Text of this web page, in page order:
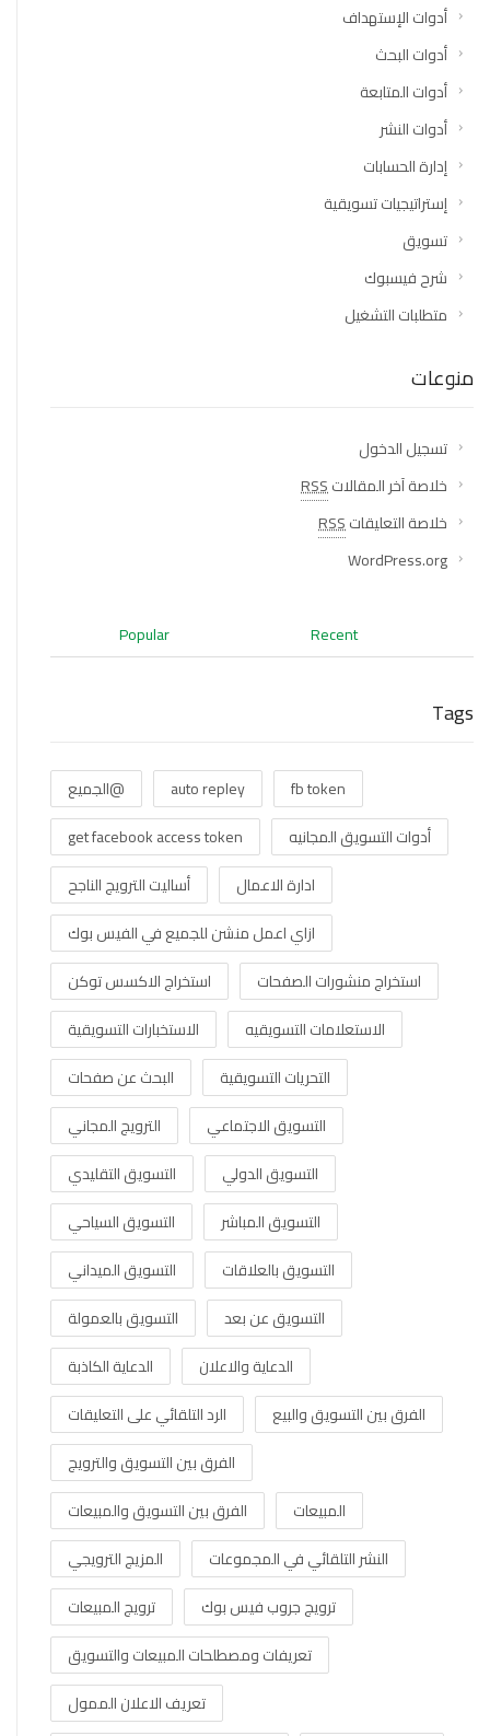
أدوات الإستهداف
أدوات البحث
أدوات المتابعة
أدوات النشر
إدارة الحسابات
إستراتيجيات تسويقية
تسويق
شرح فيسبوك
متطلبات التشغيل
منوعات
تسجيل الدخول
خلاصة آخر المقالاتRSS
خلاصة التعليقاتRSS
WordPress.org
Popular Recent
Tags
@الجميع auto repley
fb token
get facebook access token
أدوات التسويق المجانيه
أساليت الترويج الناجح
ادارة الاعمال
ازاي اعمل منشن للجميع في الفيس بوك
استخراج الاكسس توكن
استخراج منشورات الصفحات
الاستخبارات التسويقية
الاستعلامات التسويقيه
البحث عن صفحات
التحريات التسويقية
الترويج المجاني
التسويق الاجتماعي
التسويق التقليدي
التسويق الدولي
التسويق السياحي
التسويق المباشر
التسويق الميداني
التسويق بالعلاقات
التسويق بالعمولة
التسويق عن بعد
الدعاية الكاذبة
الدعاية والاعلان
الرد التلقائي على التعليقات
الفرق بين التسويق والبيع
الفرق بين التسويق والترويج
الفرق بين التسويق والمبيعات
المبيعات
المزيج الترويجي
النشر التلقائي في المجموعات
ترويج المبيعات
ترويج جروب فيس بوك
تعريفات ومصطلحات المبيعات والتسويق
تعريف الاعلان الممول